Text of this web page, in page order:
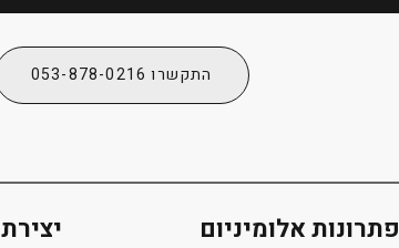
התקשרו 053-878-0216
פתרונות אלומיניום